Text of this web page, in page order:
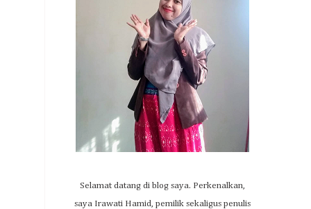
Selamat datang di blog saya. Perkenalkan,
saya Irawati Hamid, pemilik sekaligus penulis